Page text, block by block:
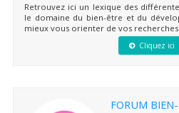
Retrouvez ici un lexique des
le domaine du bien-être et du
mieux vous orienter de vos recherches.
Cliquez ici
FORUM